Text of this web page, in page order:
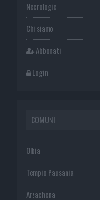
Necrologie
Chi siamo
Abbonati
Login
COMUNI
Olbia
Tempio Pausania
Arzachena